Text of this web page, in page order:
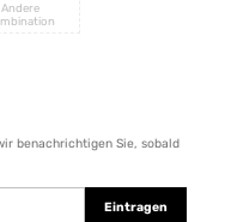
Andere
benachrichtigen Sie, sobald
Eintragen